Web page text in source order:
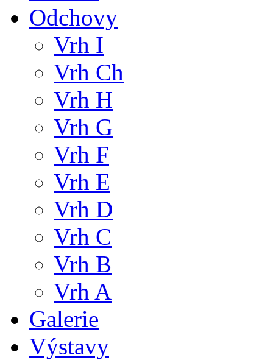
Odchovy
Vrh I
Vrh Ch
Vrh H
Vrh G
Vrh F
Vrh E
Vrh D
Vrh C
Vrh B
Vrh A
Galerie
Výstavy